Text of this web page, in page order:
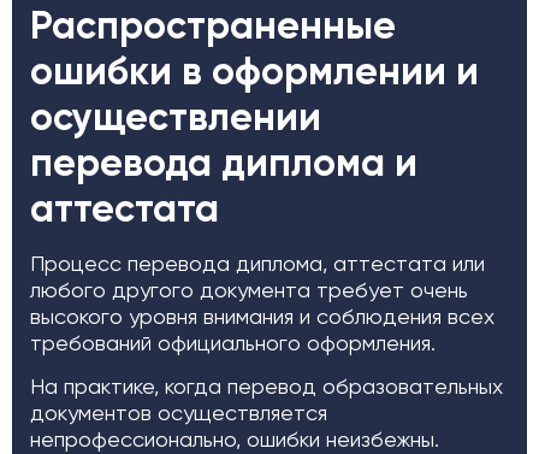
Распространенные
ошибки в оформлении и
осуществлении
перевода диплома и
аттестата
Процесс перевода диплома, аттестата или
любого другого документа требует очень
высокого уровня внимания и соблюдения всех
требований официального оформления.
На практике, когда перевод образовательных
документов осуществляется
непрофессионально, ошибки неизбежны.